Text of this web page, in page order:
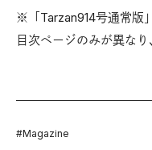
※「Tarzan914号通常版
目次ページのみが異なり
#Magazine